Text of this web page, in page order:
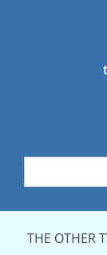
THE OTHER